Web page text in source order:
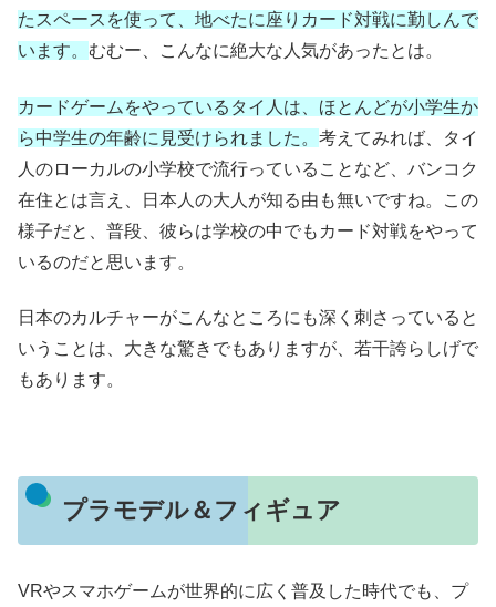
たスペースを使って、地べたに座りカード対戦に勤しんで
います。 むむー、こんなに絶大な人気があったとは。
カードゲームをやっているタイ人は、ほとんどが小学生か
ら中学生の年齢に見受けられました。 考えてみれば、タイ
人のローカルの小学校で流行っていることなど、バンコク
在住とは言え、日本人の大人が知る由も無いですね。この
様子だと、普段、彼らは学校の中でもカード対戦をやって
いるのだと思います。
日本のカルチャーがこんなところにも深く刺さっていると
いうことは、大きな驚きでもありますが、若干誇らしげで
もあります。
プラモデル＆フィギュア
VRやスマホゲームが世界的に広く普及した時代でも、プ